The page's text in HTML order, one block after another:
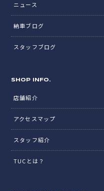
ニュース
納車ブログ
スタッフブログ
SHOP INFO.
店舗紹介
アクセスマップ
スタッフ紹介
TUCとは？